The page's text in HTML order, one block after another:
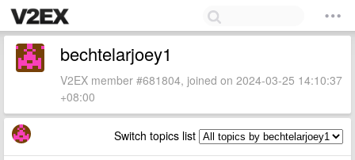
bechtelarjoey1
V2EX member #681804, joined on 2024-03-25 14:10:37
+08:00
Switch topics list